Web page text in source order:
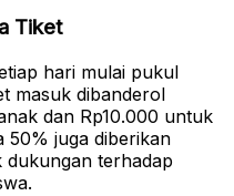
Tiket
hari mulai pukul
masuk dibanderol
dan Rp10.000 untuk
50% juga diberikan
dukungan terhadap